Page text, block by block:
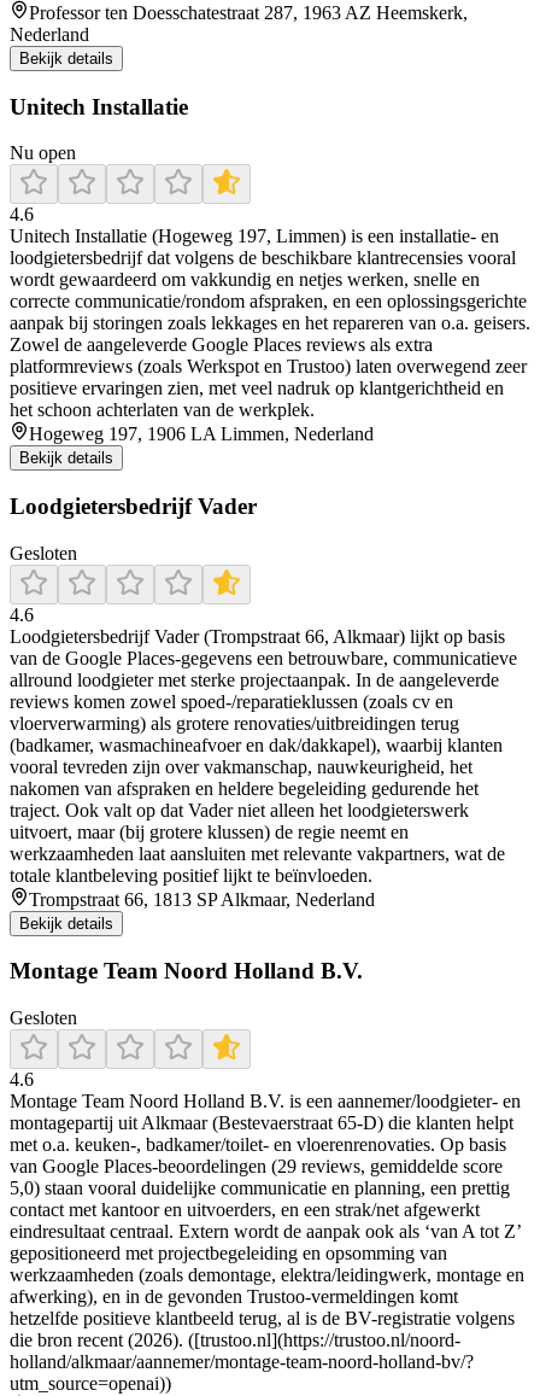
Professor ten Doesschatestraat 287, 1963 AZ Heemskerk,
Nederland
Bekijk details
Unitech Installatie
Nu open
4.6
Unitech Installatie (Hogeweg 197, Limmen) is een installatie- en
loodgietersbedrijf dat volgens de beschikbare klantrecensies vooral
wordt gewaardeerd om vakkundig en netjes werken, snelle en
correcte communicatie/rondom afspraken, en een oplossingsgerichte
aanpak bij storingen zoals lekkages en het repareren van o.a. geisers.
Zowel de aangeleverde Google Places reviews als extra
platformreviews (zoals Werkspot en Trustoo) laten overwegend zeer
positieve ervaringen zien, met veel nadruk op klantgerichtheid en
het schoon achterlaten van de werkplek.
Hogeweg 197, 1906 LA Limmen, Nederland
Bekijk details
Loodgietersbedrijf Vader
Gesloten
4.6
Loodgietersbedrijf Vader (Trompstraat 66, Alkmaar) lijkt op basis
van de Google Places-gegevens een betrouwbare, communicatieve
allround loodgieter met sterke projectaanpak. In de aangeleverde
reviews komen zowel spoed-/reparatieklussen (zoals cv en
vloerverwarming) als grotere renovaties/uitbreidingen terug
(badkamer, wasmachineafvoer en dak/dakkapel), waarbij klanten
vooral tevreden zijn over vakmanschap, nauwkeurigheid, het
nakomen van afspraken en heldere begeleiding gedurende het
traject. Ook valt op dat Vader niet alleen het loodgieterswerk
uitvoert, maar (bij grotere klussen) de regie neemt en
werkzaamheden laat aansluiten met relevante vakpartners, wat de
totale klantbeleving positief lijkt te beïnvloeden.
Trompstraat 66, 1813 SP Alkmaar, Nederland
Bekijk details
Montage Team Noord Holland B.V.
Gesloten
4.6
Montage Team Noord Holland B.V. is een aannemer/loodgieter- en
montagepartij uit Alkmaar (Bestevaerstraat 65-D) die klanten helpt
met o.a. keuken-, badkamer/toilet- en vloerenrenovaties. Op basis
van Google Places-beoordelingen (29 reviews, gemiddelde score
5,0) staan vooral duidelijke communicatie en planning, een prettig
contact met kantoor en uitvoerders, en een strak/net afgewerkt
eindresultaat centraal. Extern wordt de aanpak ook als ‘van A tot Z’
gepositioneerd met projectbegeleiding en opsomming van
werkzaamheden (zoals demontage, elektra/leidingwerk, montage en
afwerking), en in de gevonden Trustoo-vermeldingen komt
hetzelfde positieve klantbeeld terug, al is de BV-registratie volgens
die bron recent (2026). ([trustoo.nl](https://trustoo.nl/noord-
holland/alkmaar/aannemer/montage-team-noord-holland-bv/?
utm_source=openai))